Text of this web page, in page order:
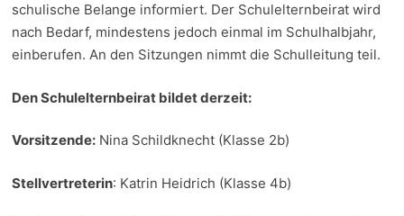
schulische Belange informiert. Der Schulelternbeirat wird
nach Bedarf, mindestens jedoch einmal im Schulhalbjahr,
einberufen. An den Sitzungen nimmt die Schulleitung teil.
Den Schulelternbeirat bildet derzeit:
Vorsitzende:Nina Schildknecht (Klasse 2b)
Stellvertreterin: Katrin Heidrich (Klasse 4b)